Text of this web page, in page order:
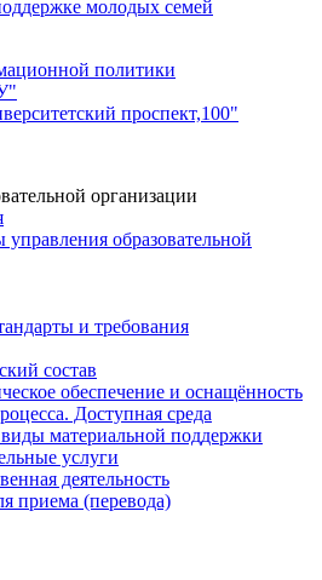
молодых семей
политики
проспект,100"
организации
образовательной
и требования
состав
обеспечение и оснащённость
Доступная среда
материальной поддержки
услуги
деятельность
приема (перевода)